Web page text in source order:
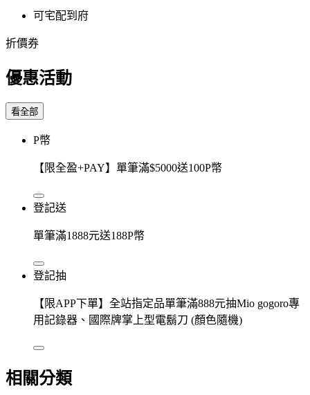
可宅配到府
折價券
優惠活動
看全部
P幣
【限全盈+PAY】單筆滿$5000送100P幣
登記送
單筆滿1888元送188P幣
登記抽
【限APP下單】全站指定品單筆滿888元抽Mio gogoro專
用記錄器、國際牌掌上型電鬍刀 (顏色隨機)
相關分類